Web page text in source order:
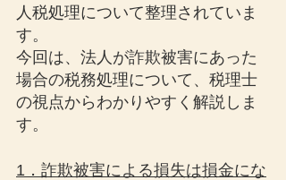
人税処理について整理されていま
す。
今回は、法人が詐欺被害にあった
場合の税務処理について、税理士
の視点からわかりやすく解説しま
す。
1．詐欺被害による損失は損金にな